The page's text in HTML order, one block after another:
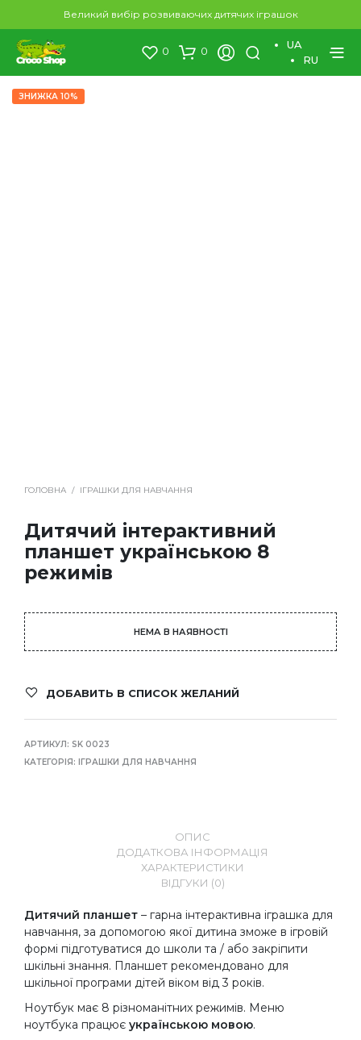
Великий вибір розвиваючих дитячих іграшок
0 0
UA
RU
ЗНИЖКА 10%
ГОЛОВНА / ІГРАШКИ ДЛЯ НАВЧАННЯ
Дитячий інтерактивний
планшет українською 8
режимів
НЕМА В НАЯВНОСТІ
ДОБАВИТЬ В СПИСОК ЖЕЛАНИЙ
АРТИКУЛ: SK 0023
КАТЕГОРІЯ: ІГРАШКИ ДЛЯ НАВЧАННЯ
ОПИС
ДОДАТКОВА ІНФОРМАЦІЯ
ХАРАКТЕРИСТИКИ
ВІДГУКИ (0)
Дитячий планшет – гарна інтерактивна іграшка для
навчання, за допомогою якої дитина зможе в ігровій
формі підготуватися до школи та / або закріпити
шкільні знання. Планшет рекомендовано для
шкільної програми дітей віком від 3 років.
Ноутбук має 8 різноманітних режимів. Меню
ноутбука працює українською мовою.